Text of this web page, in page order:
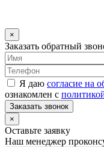
×
Заказать обратный
Я даю согласие на
ознакомлен с
Заказать звонок
×
Оставьте заявку
Наш менеджер